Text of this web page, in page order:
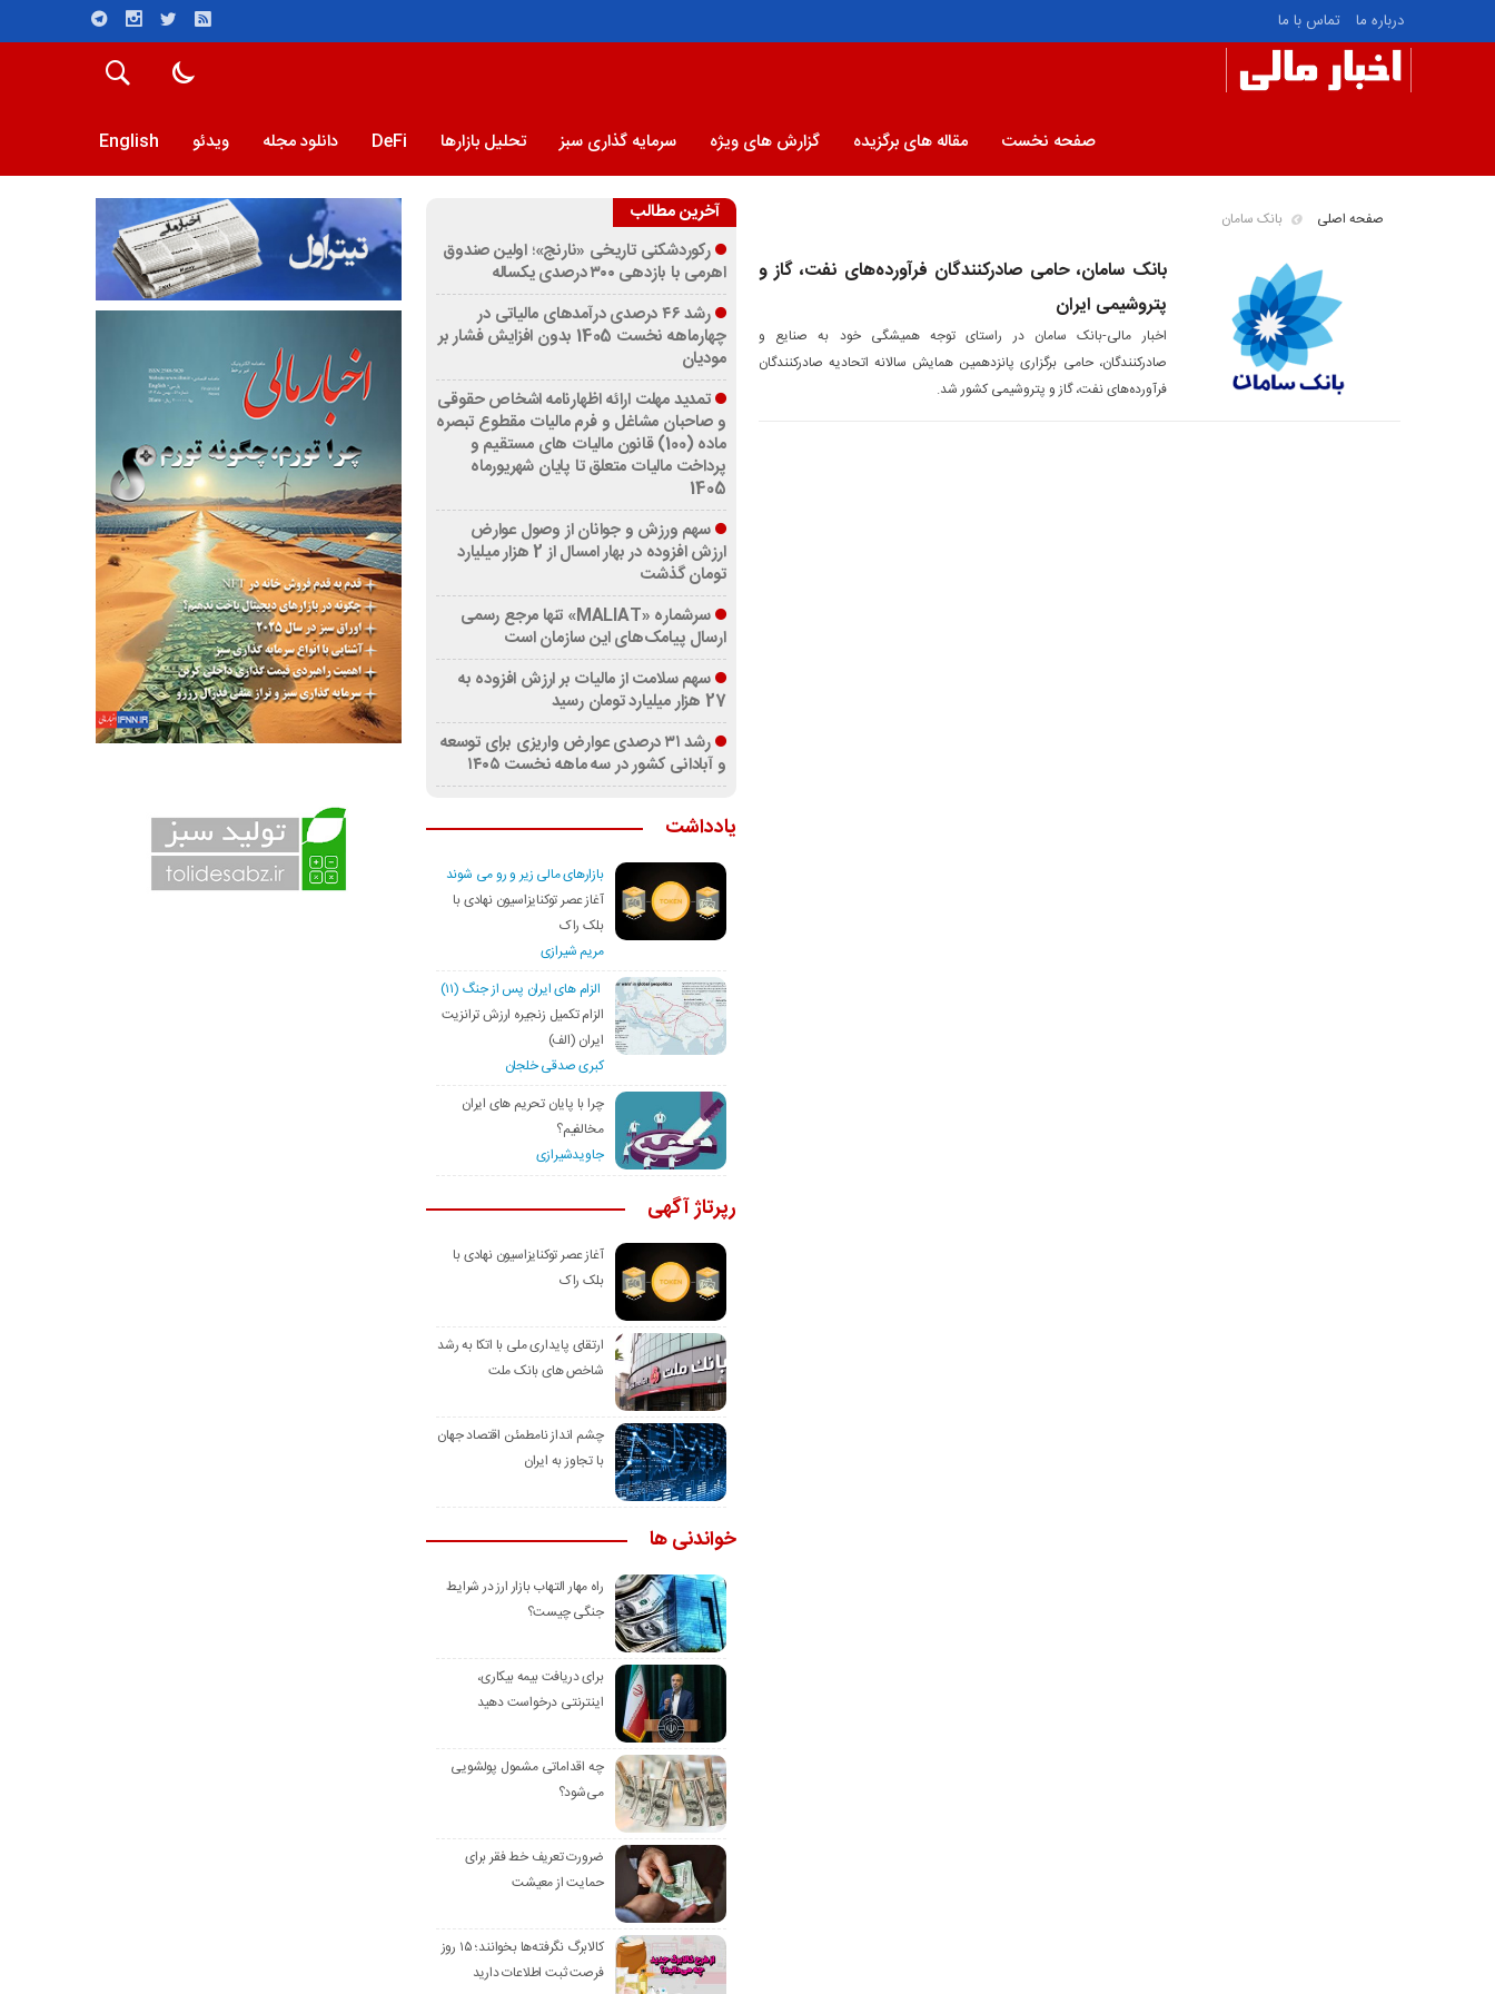
درباره ما تماس با ما
صفحه نخست مقاله های برگزیده گزارش های ویژه سرمایه گذاری سبز تحلیل بازارها DeFi دانلود مجله ویدئو English
صفحه اصلی بانک سامان
بانک سامان، حامی صادرکنندگان فرآورده‌های نفت، گاز و
پتروشیمی ایران
اخبار مالی-بانک سامان در راستای توجه همیشگی خود به صنایع و
صادرکنندگان، حامی برگزاری پانزدهمین همایش سالانه اتحادیه صادرکنندگان
فرآورده‌های نفت، گاز و پتروشیمی کشور شد.
آخرین مطالب
رکوردشکنی تاریخی «نارنج»؛ اولین صندوق
اهرمی با بازدهی ۳۰۰ درصدی یکساله
رشد ۴۶ درصدی درآمدهای مالیاتی در
چهارماهه نخست 1405 بدون افزایش فشار بر
مودیان
تمدید مهلت ارائه اظهارنامه اشخاص حقوقی
و صاحبان مشاغل و فرم مالیات مقطوع تبصره
ماده (100) قانون مالیات های مستقیم و
پرداخت مالیات متعلق تا پایان شهریورماه
1405
سهم ورزش و جوانان از وصول عوارض
ارزش افزوده در بهار امسال از 2 هزار میلیارد
تومان گذشت
سرشماره «MALIAT» تنها مرجع رسمی
ارسال پیامک‌های این سازمان است
سهم سلامت از مالیات بر ارزش افزوده به
27 هزار میلیارد تومان رسید
رشد ۳۱ درصدی عوارض واریزی برای توسعه
و آبادانی کشور در سه ماهه نخست ۱۴۰۵
یادداشت
بازارهای مالی زیر و رو می شوند
آغاز عصر توکنایزاسیون نهادی با
بلک راک
مریم شیرازی
الزام های ایران پس از جنگ (۱۱)
الزام تکمیل زنجیره ارزش ترانزیت
ایران (الف)
کبری صدقی خلجان
چرا با پایان تحریم های ایران
مخالفیم؟
جاویدشیرازی
رپرتاژ آگهی
آغاز عصر توکنایزاسیون نهادی با
بلک راک
ارتقای پایداری ملی با اتکا به رشد
شاخص های بانک ملت
چشم انداز نامطمئن اقتصاد جهان
با تجاوز به ایران
خواندنی ها
راه مهار التهاب بازار ارز در شرایط
جنگی چیست؟
برای دریافت بیمه بیکاری،
اینترنتی درخواست دهید
چه اقداماتی مشمول پولشویی
می‌شود؟
ضرورت تعریف خط فقر برای
حمایت از معیشت
کالابرگ نگرفته‌ها بخوانند؛ ۱۵ روز
فرصت ثبت اطلاعات دارید